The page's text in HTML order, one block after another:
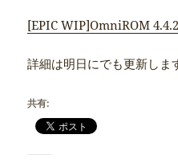
[EPIC WIP]OmniROM
詳細は明日にでも更新しま
共有: